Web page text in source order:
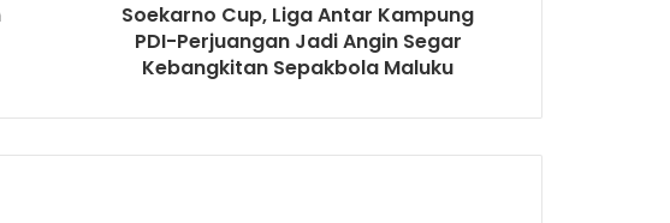
Soekarno Cup, Liga Antar Kampung
PDI-Perjuangan Jadi Angin Segar
Kebangkitan Sepakbola Maluku